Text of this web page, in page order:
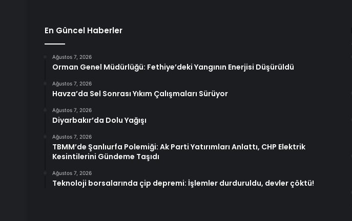
En Güncel Haberler
Ağustos 7, 2026
Orman Genel Müdürlüğü: Fethiye’deki Yangının Enerjisi Düşürüldü
Ağustos 7, 2026
Havza’da Sel Sonrası Yıkım Çalışmaları Sürüyor
Ağustos 7, 2026
Diyarbakır’da Dolu Yağışı
Ağustos 7, 2026
TBMM’de Şanlıurfa Polemiği: Ak Parti Yatırımları Anlattı, CHP Elektrik
Kesintilerini Gündeme Taşıdı
Ağustos 7, 2026
Teknoloji borsalarında çip depremi: İşlemler durduruldu, devler çöktü!